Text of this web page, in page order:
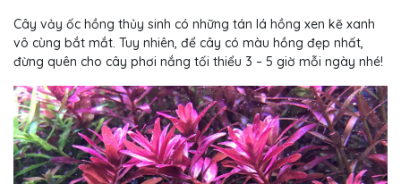
Cây vảy ốc hồng thủy sinh có những tán lá hồng xen kẽ xanh
vô cùng bắt mắt. Tuy nhiên, để cây có màu hồng đẹp nhất,
đừng quên cho cây phơi nắng tối thiểu 3 – 5 giờ mỗi ngày nhé!